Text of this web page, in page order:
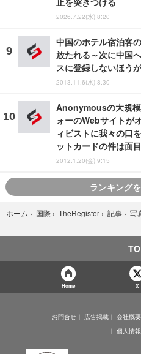
2026.7.22(水) 8:20
中国のホテル宿泊客
放たれる～次に中国
スに登録しないほう
2013.11.6(水) 8:30
Anonymousの大規
ォーのWebサイトが
ィビストに我々の口
ットカードの件は面
2012.1.20(金) 9:15
ランキング
ホーム › 国際 › TheRegister › 記事 › 写
Home X
お問合せ 広告掲載 会社概要
個人情